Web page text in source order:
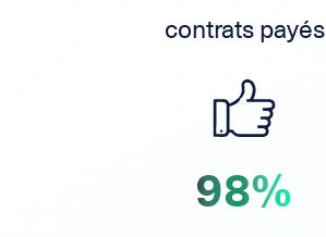
contrats payés
98%